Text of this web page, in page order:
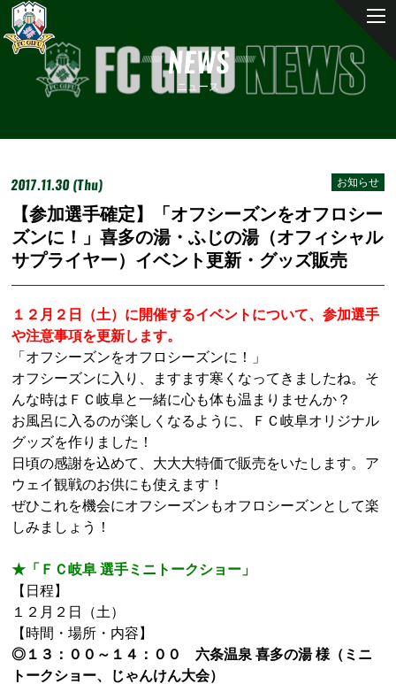
NEWS
ニュース
2017.11.30 (Thu) お知らせ
【参加選手確定】「オフシーズンをオフロシー
ズンに！」喜多の湯・ふじの湯（オフィシャル
サプライヤー）イベント更新・グッズ販売
１２月２日（土）に開催するイベントについて、参加選手
や注意事項を更新します。
「オフシーズンをオフロシーズンに！」
オフシーズンに入り、ますます寒くなってきましたね。そ
んな時はＦＣ岐阜と一緒に心も体も温まりませんか？
お風呂に入るのが楽しくなるように、ＦＣ岐阜オリジナル
グッズを作りました！
日頃の感謝を込めて、大大大特価で販売をいたします。ア
ウェイ観戦のお供にも使えます！
ぜひこれを機会にオフシーズンもオフロシーズンとして楽
しみましょう！
★「ＦＣ岐阜 選手ミニトークショー」
【日程】
１２月２日（土）
【時間・場所・内容】
◎１３：００～１４：００ 六条温泉 喜多の湯 様（ミニ
トークショー、じゃんけん大会）